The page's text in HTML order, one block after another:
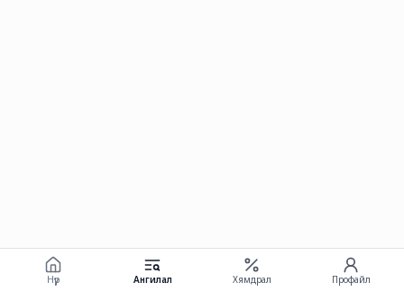
Нүүр Ангилал Хямдрал Профайл